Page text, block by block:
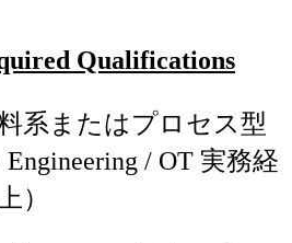
Qualifications
系またはプロセス型
/ OT 実務経
）